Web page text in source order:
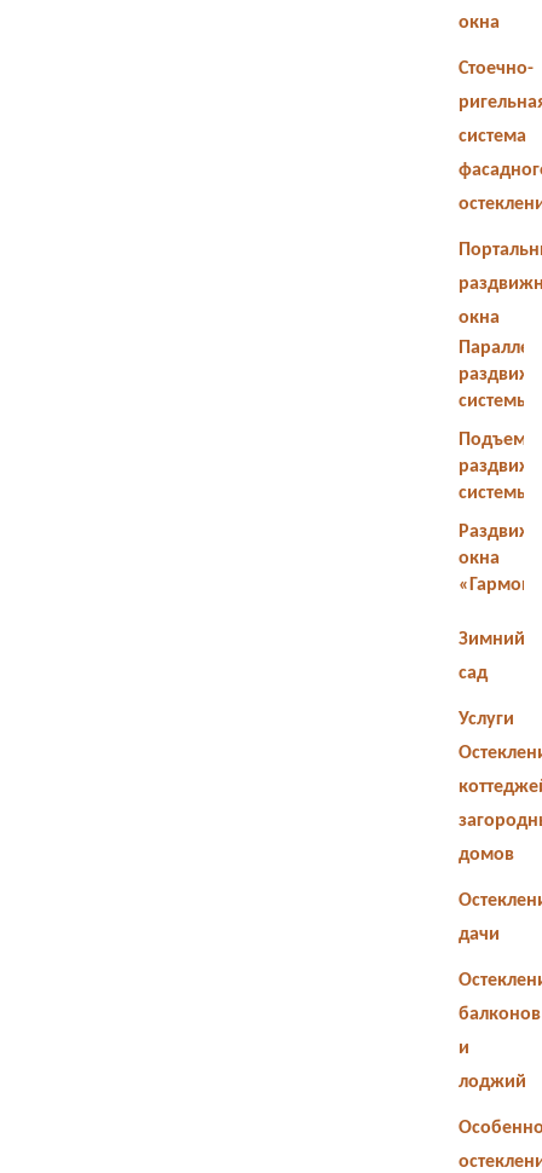
окна
Стоечно-
система
окна
системы
системы
окна
Зимний
сад
Услуги
домов
дачи
балконов
и
лоджий